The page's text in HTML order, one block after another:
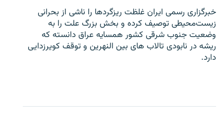
زبان‌های دیگر
خبرگزاری رسمی ایران غلظت ریزگردها را ناشی از بحرانی
زیست‌محیطی توصیف کرده و بخش بزرگ علت را به
وضعیت جنوب شرقی کشور همسایه عراق دانسته که
ریشه در نابودی تالاب های بین النهرین و توقف کویرزدایی
دارد.